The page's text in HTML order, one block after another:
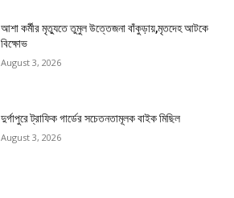
আশা কর্মীর মৃত্যুতে তুমুল উত্তেজনা বাঁকুড়ায়,মৃতদেহ আটকে
বিক্ষোভ
August 3, 2026
দুর্গাপুরে ট্রাফিক গার্ডের সচেতনতামূলক বাইক মিছিল
August 3, 2026